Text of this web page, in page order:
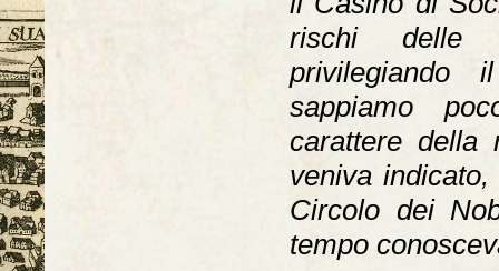
rischi delle
privilegiando
sappiamo
carattere della
veniva
Circolo dei
tempo